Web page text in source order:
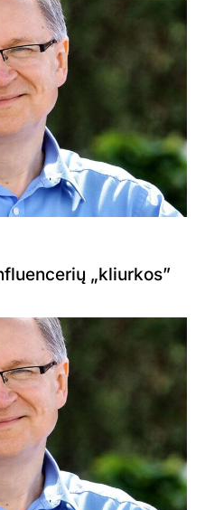
„kliurkos”